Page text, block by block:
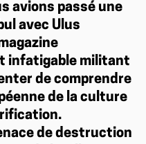
avions passé une
avec Ulus
infatigable militant
de comprendre
de la culture
de destruction